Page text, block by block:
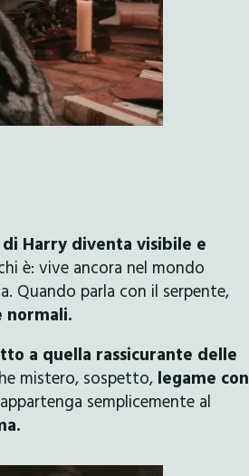
Harry diventa visibile e
è: vive ancora nel mondo
Quando parla con il serpente,
normali.
a quella rassicurante delle
mistero, sospetto, legame con
semplicemente al